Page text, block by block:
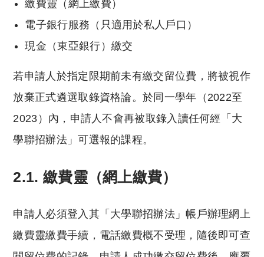
繳費靈（網上繳費）
電子銀行服務（只適用於私人戶口）
現金（東亞銀行）繳交
若申請人於指定限期前未有繳交留位費，將被視作
放棄正式遴選取錄資格論。於同一學年（2022至
2023）內，申請人不會再被取錄入讀任何經「大
學聯招辦法」可選報的課程。
2.1. 繳費靈（網上繳費）
申請人必須登入其「大學聯招辦法」帳戶辦理網上
繳費靈繳費手續，電話繳費概不受理，隨後即可查